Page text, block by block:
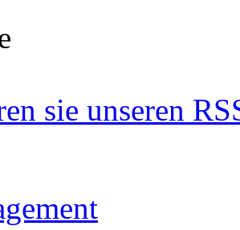
sie unseren